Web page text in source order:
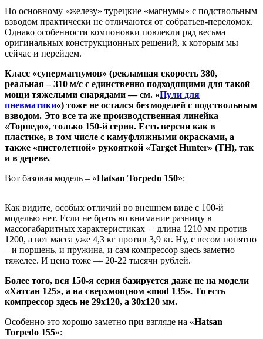
По основному «железу» турецкие «магнумы» с подствольным
взводом практически не отличаются от собратьев-переломок.
Однако особенности компоновки повлекли ряд весьма
оригинальных конструкционных решений, к которым мы
сейчас и перейдем.
Класс «супермагнумов» (рекламная скорость 380,
реальная – 310 м/с с единственно подходящими для такой
мощи тяжелыми снарядами — см. «Пули для
пневматики«) тоже не остался без моделей с подствольным
взводом. Это все та же производственная линейка
«Торпедо», только 150-й серии. Есть версии как в
пластике, в том числе с камуфляжными окрасками, а
также «пистолетной» рукояткой «Target Hunter» (TH), так
и в дереве.
Вот базовая модель – «Hatsan Torpedo 150»:
Как видите, особых отличий во внешнем виде с 100-й
моделью нет. Если не брать во внимание разницу в
массогабаритных характеристиках – длина 1210 мм против
1200, а вот масса уже 4,3 кг против 3,9 кг. Ну, с весом понятно
– и поршень, и пружина, и сам компрессор здесь заметно
тяжелее. И цена тоже — 20-22 тысячи рублей.
Более того, вся 150-я серия базируется даже не на модели
«Хатсан 125», а на сверхмощном «mod 135». То есть
компрессор здесь не 29х120, а 30х120 мм.
Особенно это хорошо заметно при взгляде на «Hatsan
Torpedo 155»: